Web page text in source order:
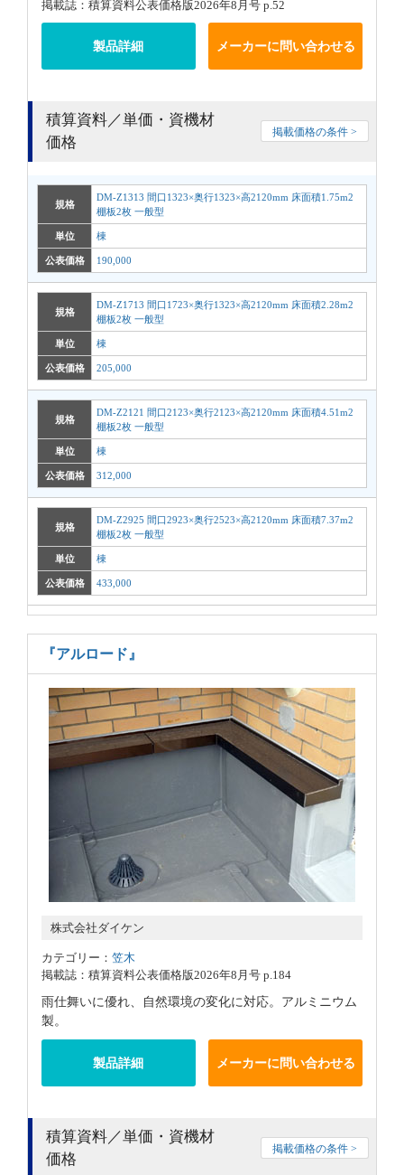
掲載誌：積算資料公表価格版2026年8月号 p.52
製品詳細 メーカーに問い合わせる
積算資料／単価・資機材
価格
掲載価格の条件 >
規格
DM-Z1313 間口1323×奥行1323×高2120mm 床面積1.75m2
棚板2枚 一般型
単位 棟
公表価格 190,000
規格
DM-Z1713 間口1723×奥行1323×高2120mm 床面積2.28m2
棚板2枚 一般型
単位 棟
公表価格 205,000
規格
DM-Z2121 間口2123×奥行2123×高2120mm 床面積4.51m2
棚板2枚 一般型
単位 棟
公表価格 312,000
規格
DM-Z2925 間口2923×奥行2523×高2120mm 床面積7.37m2
棚板2枚 一般型
単位 棟
公表価格 433,000
『アルロード』
株式会社ダイケン
カテゴリー： 笠木
掲載誌：積算資料公表価格版2026年8月号 p.184
雨仕舞いに優れ、自然環境の変化に対応。アルミニウム
製。
製品詳細 メーカーに問い合わせる
積算資料／単価・資機材
価格
掲載価格の条件 >